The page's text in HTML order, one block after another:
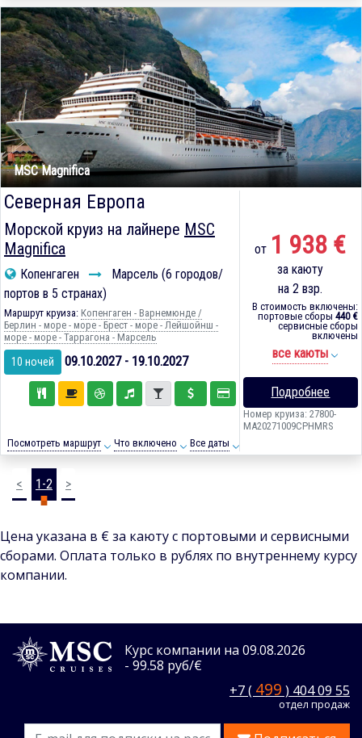
MSC Magnifica
Северная Европа
Морской круиз на лайнере MSC
Magnifica
Копенгаген
Марсель (6 городов/
портов в 5 странах)
Маршрут круиза: Копенгаген - Варнемюнде /
Берлин - море - море - Брест - море - Лейшойнш -
море - море - Таррагона - Марсель
10 ночей 09.10.2027 - 19.10.2027
Посмотреть маршрут Что включено Все даты
от 1 938 €
за каюту
на 2 взр.
В стоимость включены:
портовые сборы 440 €
сервисные сборы
включены
все каюты
Подробнее
Номер круиза: 27800-
MA20271009CPHMRS
< 1-2 >
Цена указана в € за каюту с портовыми и сервисными
сборами. Оплата только в рублях по внутреннему курсу
компании.
Курс компании на 09.08.2026
- 99.58 руб/€
+7 ( 499 ) 404 09 55
отдел продаж